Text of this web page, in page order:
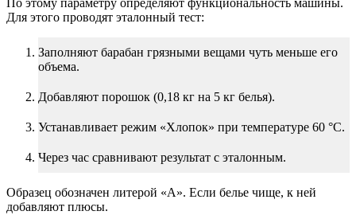
Для этого проводят эталонный тест:
Заполняют барабан грязными вещами чуть меньше его
объема.
Добавляют порошок (0,18 кг на 5 кг белья).
Устанавливает режим «Хлопок» при температуре 60 °С.
Через час сравнивают результат с эталонным.
Образец обозначен литерой «А». Если белье чище, к ней
добавляют плюсы.